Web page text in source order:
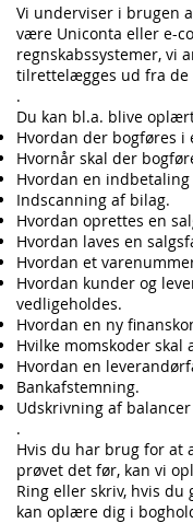
Vi underviser i brugen
være Uniconta eller e-
regnskabssystemer, vi
tilrettelægges ud fra de
.
Du kan bl.a. blive
Hvordan der bogføres i
Hvornår skal der
Hvordan en indbetaling
Indscanning af bilag.
Hvordan oprettes en
Hvordan laves en
Hvordan et
Hvordan kunder og
vedligeholdes.
Hvordan en ny
Hvilke momskoder skal
Hvordan en
Bankafstemning.
Udskrivning af balancer
.
Hvis du har brug for at
prøvet det før, kan vi
Ring eller skriv, hvis du
kan oplære dig i